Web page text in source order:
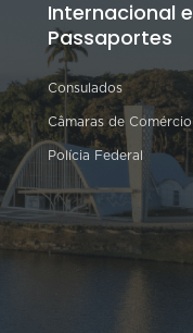
Internacional e
Passaportes
Consulados
Câmaras de Comércio
Polícia Federal